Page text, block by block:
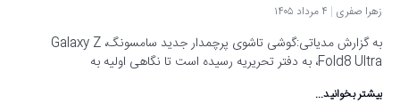
زهرا صفری ۴ مرداد ۱۴۰۵
به گزارش مدیاتی:گوشی تاشوی پرچمدار جدید سامسونگ، Galaxy Z
Fold8 Ultra، به دفتر تحریریه رسیده است تا نگاهی اولیه به
بیشتر بخوانید...